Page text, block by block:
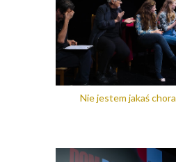
Nie jestem jakaś